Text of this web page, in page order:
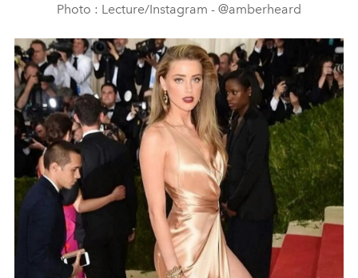
Photo : Lecture/Instagram - @amberheard